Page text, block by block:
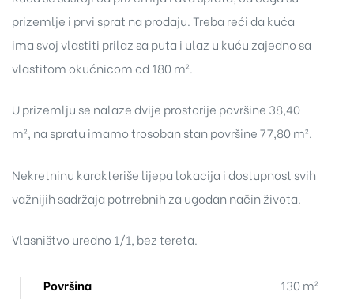
prizemlje i prvi sprat na prodaju. Treba reći da kuća
ima svoj vlastiti prilaz sa puta i ulaz u kuću zajedno sa
vlastitom okućnicom od 180 m².
U prizemlju se nalaze dvije prostorije površine 38,40
m², na spratu imamo trosoban stan površine 77,80 m².
Nekretninu karakteriše lijepa lokacija i dostupnost svih
važnijih sadržaja potrrebnih za ugodan način života.
Vlasništvo uredno 1/1, bez tereta.
Površina
130 m²